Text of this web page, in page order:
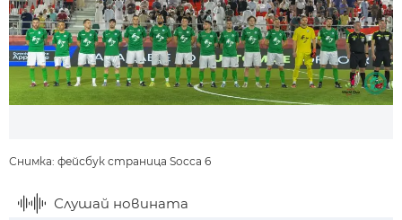
Снимка: фейсбук страница Socca 6
Слушай новината